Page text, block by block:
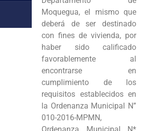
Moquegua, el mismo que
deberá de ser destinado
con fines de vivienda, por
haber sido calificado
favorablemente al
encontrarse en
cumplimiento de los
requisitos establecidos en
la Ordenanza Municipal N”
010-2016-MPMN,
Ordenanza Municipal N*